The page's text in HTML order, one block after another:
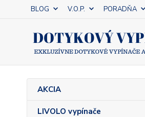
BLOG V.O.P. PORADŇA
AKCIA
LIVOLO vypínače